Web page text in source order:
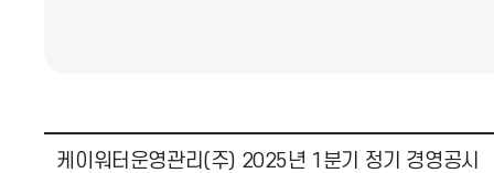
케이워터운영관리(주) 2025년 1분기 정기 경영공시